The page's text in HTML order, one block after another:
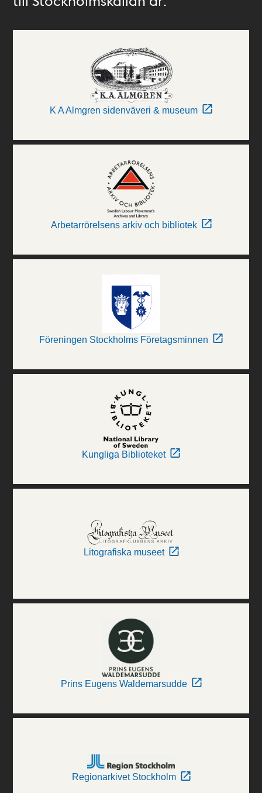
K A Almgren sidenväveri & museum
Arbetarrörelsens arkiv och bibliotek
Föreningen Stockholms Företagsminnen
Kungliga Biblioteket
Litografiska museet
Prins Eugens Waldemarsudde
Regionarkivet Stockholm